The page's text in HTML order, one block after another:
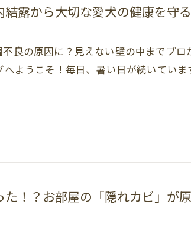
露から大切な愛犬の健康を守
良の原因に？見えない壁の中までプロ
ようこそ！毎日、暑い日が続いていま
た！？お部屋の「隠れカビ」が